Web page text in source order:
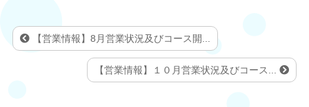
【営業情報】8月営業状況及びコース開...
【営業情報】１０月営業状況及びコース...